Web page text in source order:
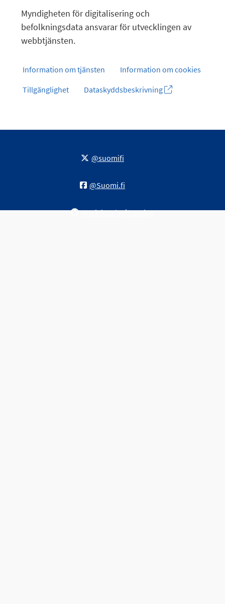
Myndigheten för digitalisering och
befolkningsdata ansvarar för utvecklingen av
webbtjänsten.
Information om tjänsten
Information om cookies
Tillgänglighet
Dataskyddsbeskrivning
@suomifi
@Suomi.fi
@vrk-kpa/api-catalog